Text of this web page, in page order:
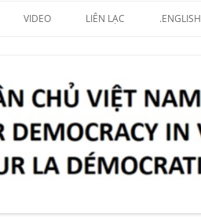
VIDEO LIÊN LẠC .ENGLISH